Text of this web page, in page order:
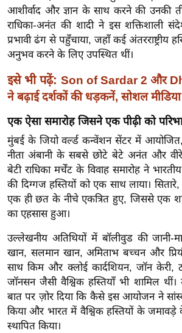
ग
इं
डि
या
सा
हि
ज
ग
त
ऑ
टो
व
र्ल्ड
न्यू
ज
ब्री
फ
म
नो
आशीर्वाद और ज्ञान के साथ करने की उनकी
राधिका-अनंत की शादी ने इस शक्तिशाली
प्रभावी ढंग से पहुँचाया, जहाँ कई अंतरराष्ट्रीय
अनुभव करने के लिए उपस्थित थीं।
इसे भी पढ़ें: Son of Sardar 2 और
ने बढ़ाई दर्शकों की धड़कनें, सोशल
एक ऐसा समारोह जिसने एक पीढ़ी को
मुंबई के जियो वर्ल्ड कन्वेंशन सेंटर में
नीता अंबानी के सबसे छोटे बेटे अनंत और
बेटी राधिका मर्चेंट के विवाह समारोह ने
की दिग्गज हस्तियों को एक साथ लाया।
एक ही छत के नीचे एकत्रित हुए, जिससे एक
का एहसास हुआ।
उल्लेखनीय अतिथियों में बॉलीवुड की जानी-
खान, सलमान खान, अमिताभ बच्चन और
साथ किम और क्लोई कार्दशियन, जॉन केरी,
जॉनसन जैसी वैश्विक हस्तियाँ भी शामिल
बात पर ज़ोर दिया कि कैसे इस आयोजन ने
किया और भारत में वैश्विक हस्तियों के
स्थापित किया।